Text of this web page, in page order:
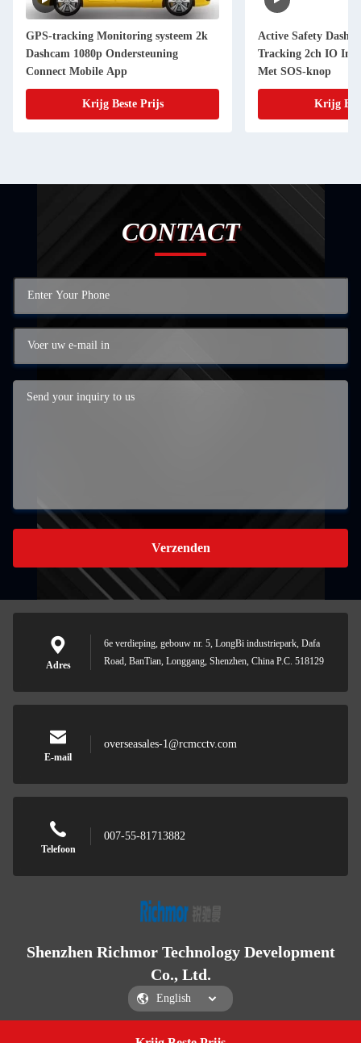
GPS-tracking Monitoring systeem 2k
Dashcam 1080p Ondersteuning
Connect Mobile App
Krijg Beste Prijs
Active Safety
Tracking 2ch IO
Met SOS-knop
Krijg
CONTACT
Verzenden
Adres
6e verdieping, gebouw nr. 5, LongBi industriepark, Dafa
Road, BanTian, Longgang, Shenzhen, China P.C. 518129
E-mail
overseasales-1@rcmcctv.com
Telefoon
007-55-81713882
Shenzhen Richmor Technology Development
Co., Ltd.